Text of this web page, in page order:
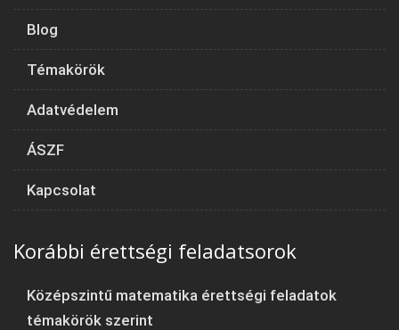
Blog
Témakörök
Adatvédelem
ÁSZF
Kapcsolat
Korábbi érettségi feladatsorok
Középszintű matematika érettségi feladatok
témakörök szerint